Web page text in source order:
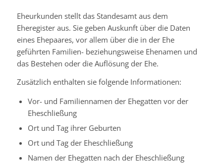
Eheurkunden stellt das Standesamt aus dem
Eheregister aus. Sie geben Auskunft über die Daten
eines Ehepaares, vor allem über die in der Ehe
geführten Familien- beziehungsweise Ehenamen und
das Bestehen oder die Auflösung der Ehe.
Zusätzlich enthalten sie folgende Informationen:
Vor- und Familiennamen der Ehegatten vor der
Eheschließung
Ort und Tag ihrer Geburten
Ort und Tag der Eheschließung
Namen der Ehegatten nach der Eheschließung